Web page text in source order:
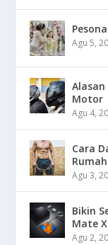
Agu 5,
Motor
Agu 4,
Cara
Rumah
Agu 3,
Bikin
Mate
Agu 2,